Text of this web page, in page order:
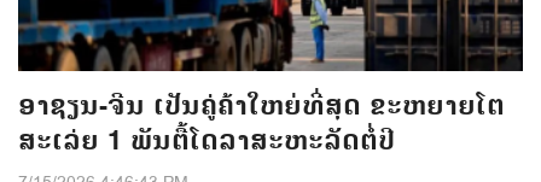
ອາຊຽນ-ຈີນ ເປັນຄູ່ຄ້າໃຫຍ່ທີ່ສຸດ ຂະຫຍາຍໂຕ
ສະເລ່ຍ 1 ພັນຕື້ໂດລາສະຫະລັດຕໍ່ປີ